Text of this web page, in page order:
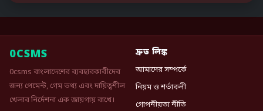
0CSMS
0csms বাংলাদেশের ব্যবহারকারীদের
জন্য পেমেন্ট, গেম তথ্য এবং দায়িত্বশীল
খেলার নির্দেশনা এক জায়গায় রাখে।
দ্রুত লিঙ্ক
আমাদের সম্পর্কে
নিয়ম ও শর্তাবলী
গোপনীয়তা নীতি